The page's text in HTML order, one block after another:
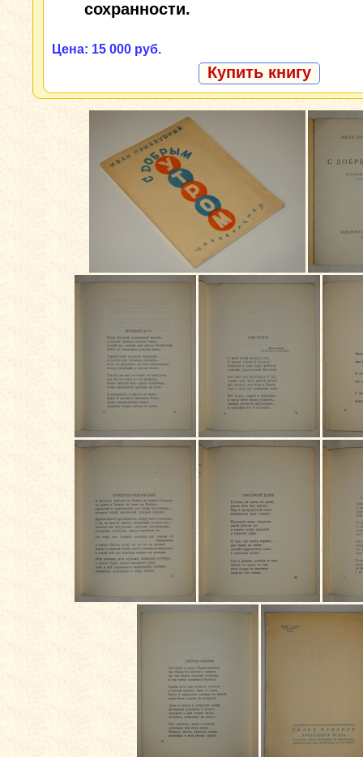
сохранности.
Цена: 15 000 руб.
Купить книгу